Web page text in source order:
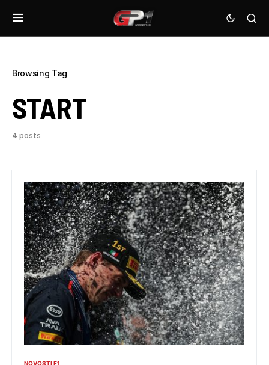
Browsing Tag
START
4 posts
NOVOSTI F1